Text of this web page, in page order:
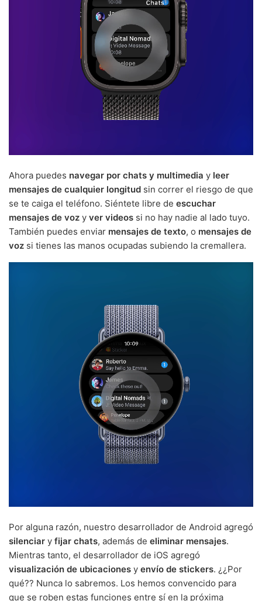
Ahora puedes navegar por chats y multimedia y leer
mensajes de cualquier longitud sin correr el riesgo de que
se te caiga el teléfono. Siéntete libre de escuchar
mensajes de voz y ver videos si no hay nadie al lado tuyo.
También puedes enviar mensajes de texto, o mensajes de
voz si tienes las manos ocupadas subiendo la cremallera.
Por alguna razón, nuestro desarrollador de Android agregó
silenciar y fijar chats, además de eliminar mensajes.
Mientras tanto, el desarrollador de iOS agregó
visualización de ubicaciones y envío de stickers. ¿¿Por
qué?? Nunca lo sabremos. Los hemos convencido para
que se roben estas funciones entre sí en la próxima